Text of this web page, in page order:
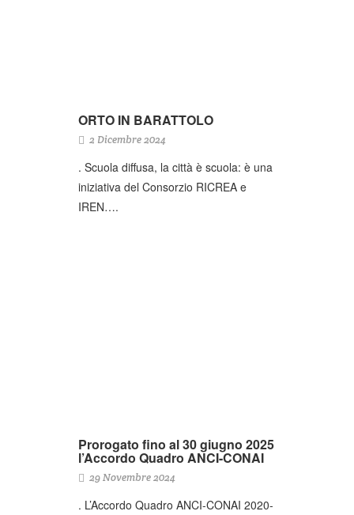
ORTO IN BARATTOLO
2 Dicembre 2024
. Scuola diffusa, la città è scuola: è una
iniziativa del Consorzio RICREA e
IREN….
Prorogato fino al 30 giugno 2025
l’Accordo Quadro ANCI-CONAI
29 Novembre 2024
. L’Accordo Quadro ANCI-CONAI 2020-